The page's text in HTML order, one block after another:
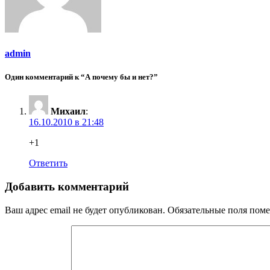
admin
Один комментарий к “А почему бы и нет?”
Михаил:
16.10.2010 в 21:48
+1
Ответить
Добавить комментарий
Ваш адрес email не будет опубликован. Обязательные поля